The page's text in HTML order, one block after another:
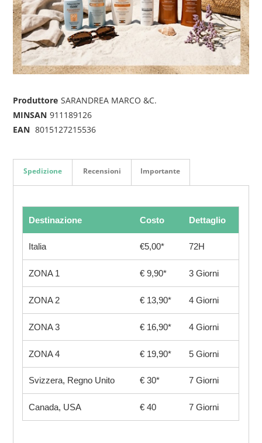
Produttore SARANDREA MARCO &C.
MINSAN 911189126
EAN 8015127215536
Spedizione
Destinazione Costo Dettaglio
Italia €5,00* 72H
ZONA 1 € 9,90* 3 Giorni
ZONA 2 € 13,90* 4 Giorni
ZONA 3 € 16,90* 4 Giorni
ZONA 4 € 19,90* 5 Giorni
Svizzera, Regno Unito € 30* 7 Giorni
Canada, USA € 40 7 Giorni
Recensioni Importante